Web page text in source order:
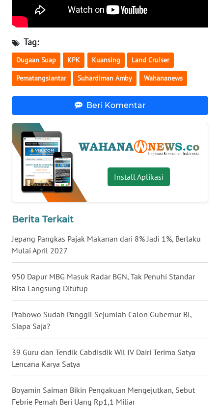
Tag:
Dugaan Suap KPK Kuansing Land Cruiser
Pematangsiantar Suhardiman Amby Wahananews
Beri Komentar
Install Aplikasi
Berita Terkait
Jepang Pangkas Pajak Makanan dari 8% Jadi 1%, Berlaku
Mulai April 2027
950 Dapur MBG Masuk Radar BGN, Tak Penuhi Standar
Bisa Langsung Ditutup
Prabowo Sudah Panggil Sejumlah Calon Gubernur BI,
Siapa Saja?
39 Guru dan Tendik Cabdisdik Wil IV Dairi Terima Satya
Lencana Karya Satya
Boyamin Saiman Bikin Pengakuan Mengejutkan, Sebut
Febrie Pernah Beri Uang Rp1,1 Miliar
WN
WN
SUMSEL
WN
WN
LAMPUNG
WN
JATENG
WN
NUSANTARA
WN
JOGJA
WN
JATIM
WN
BALI
WN
KALBAR
WN
KALTENG